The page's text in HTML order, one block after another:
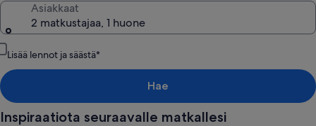
Asiakkaat
2 matkustajaa, 1 huone
Lisää lennot ja säästä*
Hae
Inspiraatiota seuraavalle matkallesi